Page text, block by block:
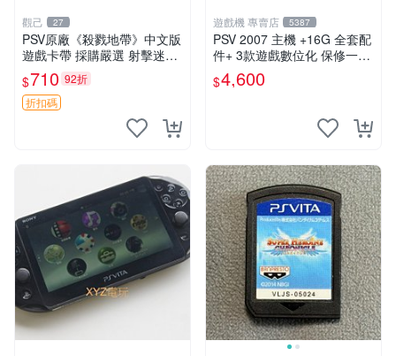
觀己 27
PSV原廠《殺戮地帶》中文版
遊戲卡帶 採購嚴選 射擊迷必
備 成色尚佳 插入即玩 殺戮地
帶 PSV 射擊 游戲
$710 92折
折扣碼
遊戲機 專賣店 5387
PSV 2007 主機 +16G 全套配
件+ 3款遊戲數位化 保修一年
品質有保障
$4,600